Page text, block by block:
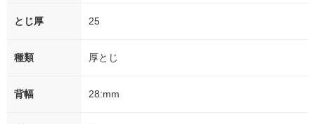
とじ厚 25
種類 厚とじ
背幅 28:mm